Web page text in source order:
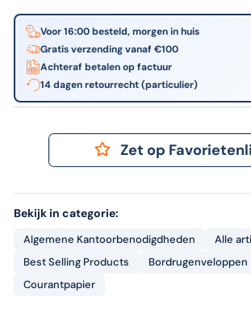
Voor 16:00 besteld, morgen in huis
Gratis verzending vanaf €100
Achteraf betalen op factuur
14 dagen retourrecht (particulier)
Zet op
Bekijk in categorie:
Algemene Kantoorbenodigdheden
Alle
Best Selling Products
Bordrugenveloppen
Courantpapier